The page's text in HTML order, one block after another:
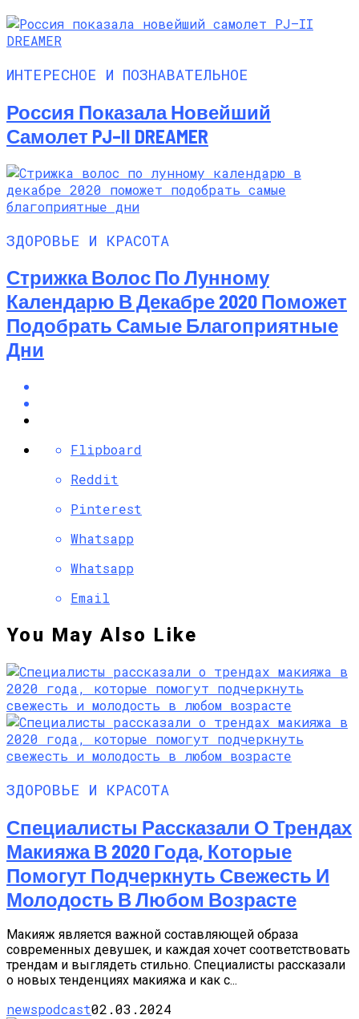
ИНТЕРЕСНОЕ И ПОЗНАВАТЕЛЬНОЕ
Россия Показала Новейший
Самолет PJ–II DREAMER
ЗДОРОВЬЕ И КРАСОТА
Стрижка Волос По Лунному
Календарю В Декабре 2020 Поможет
Подобрать Самые Благоприятные
Дни
Flipboard
Reddit
Pinterest
Whatsapp
Whatsapp
Email
You May Also Like
ЗДОРОВЬЕ И КРАСОТА
Специалисты Рассказали О Трендах
Макияжа В 2020 Года, Которые
Помогут Подчеркнуть Свежесть И
Молодость В Любом Возрасте
Макияж является важной составляющей образа
современных девушек, и каждая хочет соответствовать
трендам и выглядеть стильно. Специалисты рассказали
о новых тенденциях макияжа и как с...
newspodcast02.03.2024